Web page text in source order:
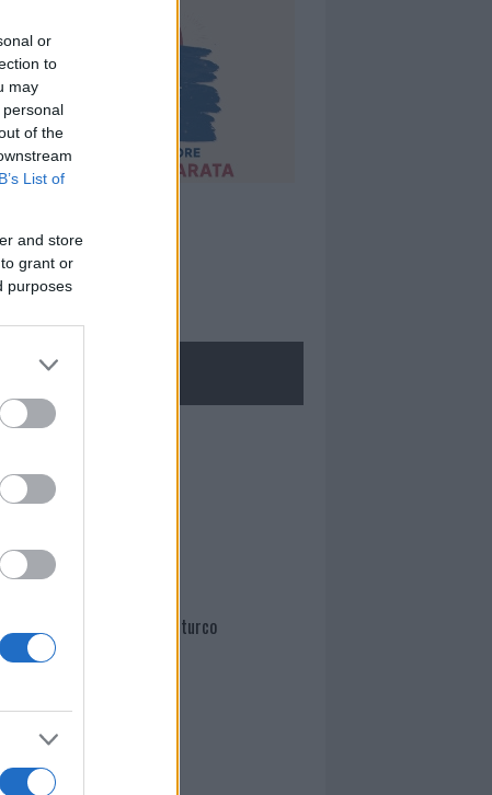
or
to
may
of the
List of
and store
grant or
purposes
Martina Agostina Diturco
I nostri cari